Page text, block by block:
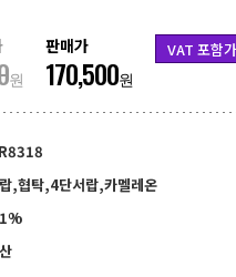
칼라철재
세트상품
원
판매가
170,500원
VAT 포함가
,협탁,4단서랍,카멜레온